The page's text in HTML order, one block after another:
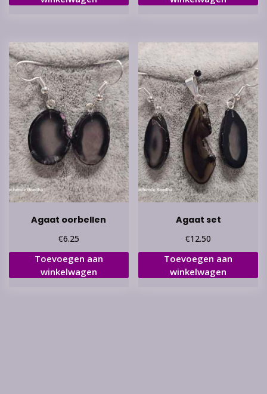
Agaat oorbellen
€6.25
Toevoegen aan
winkelwagen
Agaat set
€12.50
Toevoegen aan
winkelwagen